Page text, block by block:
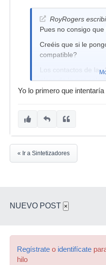
RoyRogers
Pues no consigo
Creéis que si le
compatible?
Los contactos de las
placa de la que sale
un conector a la
controlador midi de
Yo lo primero que
« Ir a Sintetizadores
NUEVO POST ×
Regístrate o identifícate
hilo